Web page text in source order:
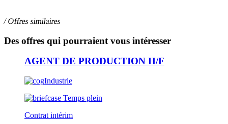
/ Offres similaires
Des offres qui pourraient vous intéresser
AGENT DE PRODUCTION H/F
Industrie
Temps plein
Contrat intérim